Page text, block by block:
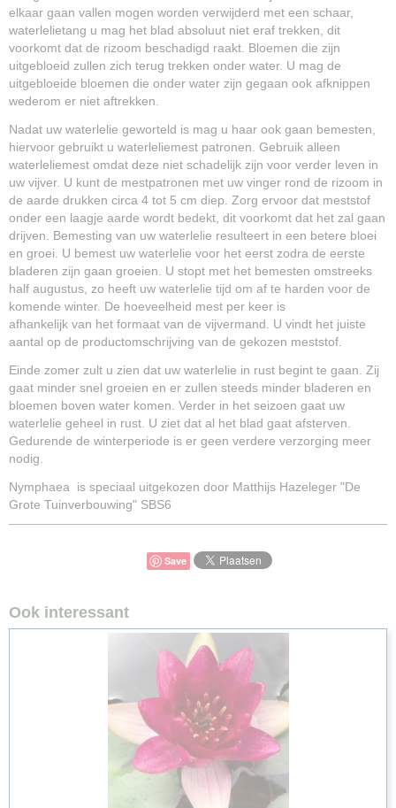
elkaar gaan vallen mogen worden verwijderd met een schaar,
waterlelietang u mag het blad absoluut niet eraf trekken, dit
voorkomt dat de rizoom beschadigd raakt. Bloemen die zijn
uitgebloeid zullen zich terug trekken onder water. U mag de
uitgebloeide bloemen die onder water zijn gegaan ook afknippen
wederom er niet aftrekken.
Nadat uw waterlelie geworteld is mag u haar ook gaan bemesten,
hiervoor gebruikt u waterleliemest patronen. Gebruik alleen
waterleliemest omdat deze niet schadelijk zijn voor verder leven in
uw vijver. U kunt de mestpatronen met uw vinger rond de rizoom in
de aarde drukken circa 4 tot 5 cm diep. Zorg ervoor dat meststof
onder een laagje aarde wordt bedekt, dit voorkomt dat het zal gaan
drijven. Bemesting van uw waterlelie resulteert in een betere bloei
en groei. U bemest uw waterlelie voor het eerst zodra de eerste
bladeren zijn gaan groeien. U stopt met het bemesten omstreeks
half augustus, zo heeft uw waterlelie tijd om af te harden voor de
komende winter. De hoeveelheid mest per keer is
afhankelijk van het formaat van de vijvermand. U vindt het juiste
aantal op de productomschrijving van de gekozen meststof.
Einde zomer zult u zien dat uw waterlelie in rust begint te gaan. Zij
gaat minder snel groeien en er zullen steeds minder bladeren en
bloemen boven water komen. Verder in het seizoen gaat uw
waterlelie geheel in rust. U ziet dat al het blad gaat afsterven.
Gedurende de winterperiode is er geen verdere verzorging meer
nodig.
Nymphaea is speciaal uitgekozen door Matthijs Hazeleger "De
Grote Tuinverbouwing" SBS6
Save
Ook interessant